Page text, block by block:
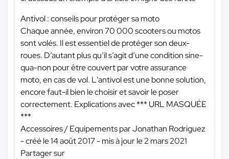
Antivol : conseils pour protéger sa moto
Chaque année, environ 70 000 scooters ou motos
sont volés. Il est essentiel de protéger son deux-
roues. D’autant plus qu’il s’agit d’une condition sine-
qua-non pour être couvert par votre assurance
moto, en cas de vol. L'antivol est une bonne solution,
encore faut-il bien le choisir et savoir le poser
correctement. Explications avec*** URL MASQUÉE
***
Accessoires / Equipements par Jonathan Rodriguez
- créé le 14 août 2017 - mis à jour le 2 mars 2021
Partager sur